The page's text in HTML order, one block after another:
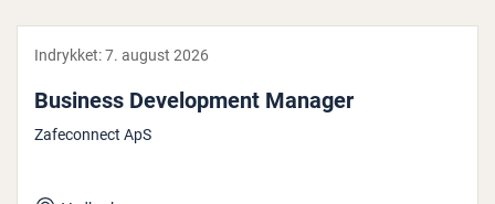
Indrykket:7. august 2026
Business De­ve­l­op­ment Manager
Zafeconnect ApS